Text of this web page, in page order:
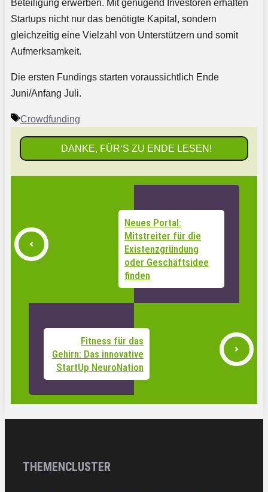
Beteiligung erwerben. Mit genügend Investoren erhalten
Startups nicht nur das benötigte Kapital, sondern
gleichzeitig eine Vielzahl von Unterstützern und somit
Aufmerksamkeit.
Die ersten Fundings starten voraussichtlich Ende
Juni/Anfang Juli.
Schlagwörter
Crowdfunding
DANKE, FÜR‘S ZU ENDE LESEN!
Neues Portal:
Mitstreiter für die
Existenzgründung
oder Geschäftsidee
finden
Fitness für das
Gehirn: Das innovative
StartUp NeuroNation
THEMENCLUSTER